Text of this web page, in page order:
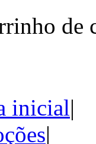
de
inicial|
|